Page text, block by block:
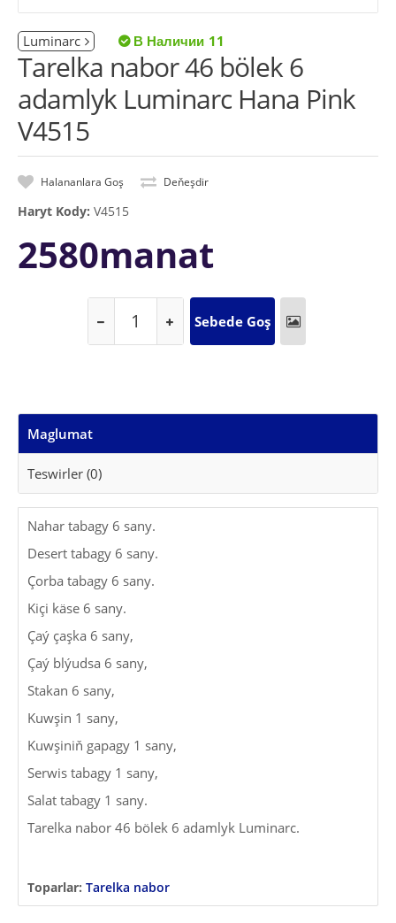
Luminarc 11
Tarelka nabor 46 bölek 6
adamlyk Luminarc Hana Pink
V4515
Halananlara Goş Deňeşdir
Haryt Kody: V4515
2580manat
Maglumat
Teswirler (0)
Nahar tabagy 6 sany.
Desert tabagy 6 sany.
Çorba tabagy 6 sany.
Kiçi käse 6 sany.
Çaý çaşka 6 sany,
Çaý blýudsa 6 sany,
Stakan 6 sany,
Kuwşin 1 sany,
Kuwşiniň gapagy 1 sany,
Serwis tabagy 1 sany,
Salat tabagy 1 sany.
Tarelka nabor 46 bölek 6 adamlyk Luminarc.
Toparlar: Tarelka nabor